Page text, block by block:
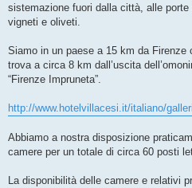
sistemazione fuori dalla città, alle
vigneti e oliveti.
Siamo in un paese a 15 km da Firenze
trova a circa 8 km dall’uscita
“Firenze Impruneta”.
http://www.hotelvillacesi.it/italiano/
Abbiamo a nostra disposizione
camere per un totale di circa 60 posti
La disponibilità delle camere e relativi